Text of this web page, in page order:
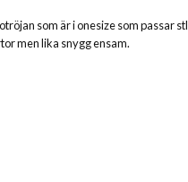
som är i onesize som passar stl
men lika snygg ensam.